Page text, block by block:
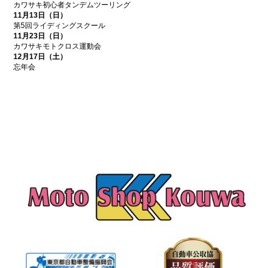
カワサキ初心者タンデムツーリング
11月13日（日）
第5回ライディングスクール
11月23日（日）
カワサキモトクロス運動会
12月17日（土）
忘年会